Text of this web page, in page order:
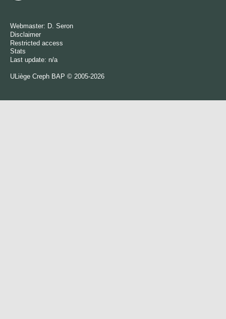
Webmaster: D. Seron
Disclaimer
Restricted access
Stats
Last update: n/a
ULiège Creph BAP © 2005-2026